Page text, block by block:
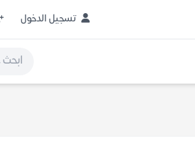
تسجيل الدخول